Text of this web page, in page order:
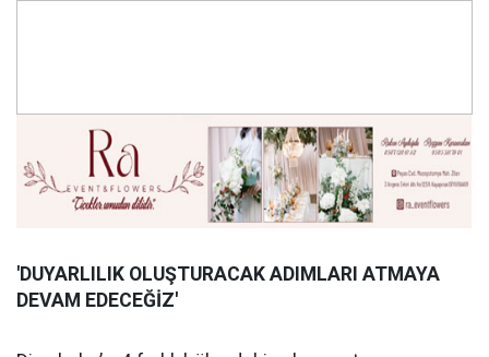
'DUYARLILIK OLUŞTURACAK ADIMLARI ATMAYA
DEVAM EDECEĞİZ'